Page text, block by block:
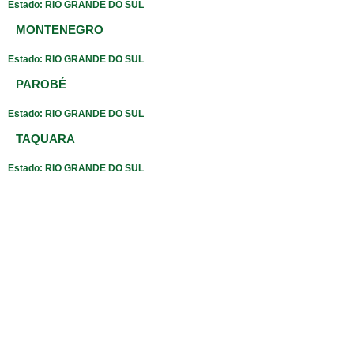
Estado: RIO GRANDE DO SUL
MONTENEGRO
Estado: RIO GRANDE DO SUL
PAROBÉ
Estado: RIO GRANDE DO SUL
TAQUARA
Estado: RIO GRANDE DO SUL